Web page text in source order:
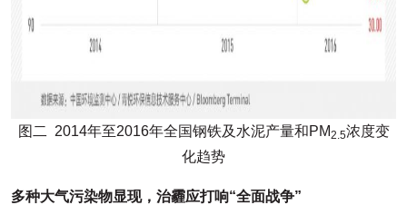
图二 2014年至2016年全国钢铁及水泥产量和PM2.5浓度变
化趋势
多种大气污染物显现，治霾应打响“全面战争”